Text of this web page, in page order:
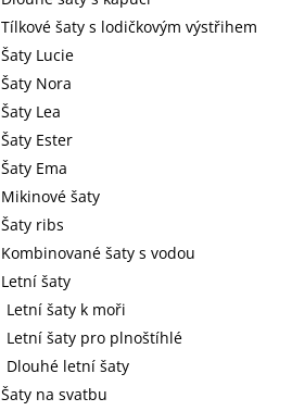
Tílkové šaty s lodičkovým výstřihem
Šaty Lucie
Šaty Nora
Šaty Lea
Šaty Ester
Šaty Ema
Mikinové šaty
Šaty ribs
Kombinované šaty s vodou
Letní šaty
Letní šaty k moři
Letní šaty pro plnoštíhlé
Dlouhé letní šaty
Šaty na svatbu